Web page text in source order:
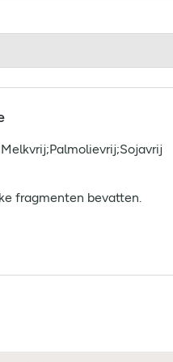
fragmenten bevatten.